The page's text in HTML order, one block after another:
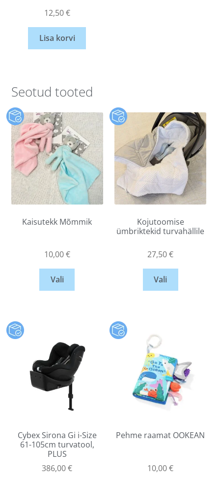
12,50€
Lisa korvi
Seotud tooted
Kaisutekk Mõmmik
10,00€
Vali
Kojutoomise
ümbriktekid turvahällile
27,50€
Vali
Cybex Sirona Gi i-Size
61-105cm turvatool,
PLUS
386,00€
Pehme raamat OOKEAN
10,00€